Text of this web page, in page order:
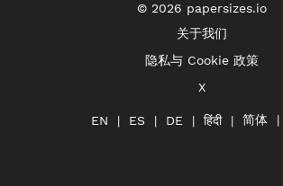
© 2026 papersizes.io
关于我们
隐私与 Cookie 政策
X
EN ES DE हिंदी 简体